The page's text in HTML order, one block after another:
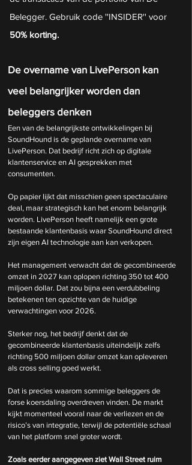
Belegger. Gebruik code ''INSIDER'' voor
50% korting.
De overname van LivePerson kan
veel belangrijker worden dan
beleggers denken
Een van de belangrijkste ontwikkelingen bij
SoundHound is de geplande overname van
LivePerson. Dat bedrijf richt zich op digitale
klantenservice en AI gesprekken met
consumenten.
Op papier lijkt dat misschien geen spectaculaire
deal, maar strategisch kan het enorm belangrijk
worden. LivePerson heeft namelijk een grote
bestaande klantenbasis waar SoundHound direct
zijn eigen AI technologie aan kan verkopen.
Het management verwacht dat de gecombineerde
omzet in 2027 kan oplopen richting 350 tot 400
miljoen dollar. Dat zou bijna een verdubbeling
betekenen ten opzichte van de huidige
verwachtingen voor 2026.
Sterker nog, het bedrijf denkt dat de
gecombineerde klantenbasis uiteindelijk zelfs
richting 500 miljoen dollar omzet kan opleveren
als cross selling goed werkt.
Dat is precies waarom sommige beleggers de
forse koersdaling overdreven vinden. De markt
kijkt momenteel vooral naar de verliezen en de
risico’s van integratie, terwijl de potentiële schaal
van het platform snel groter wordt.
Zoals eerder aangegeven ziet Wall Street ruim